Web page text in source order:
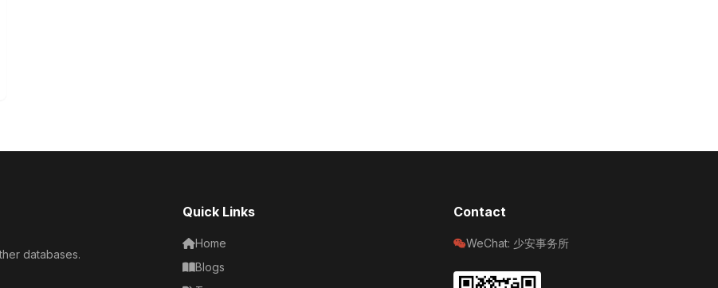
databases.
Quick Links
Home
Blogs
Contact
WeChat: 少安事务所